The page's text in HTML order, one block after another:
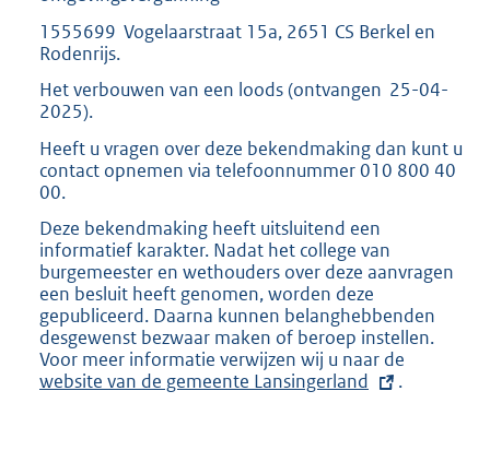
1555699 Vogelaarstraat 15a, 2651 CS Berkel en
Rodenrijs.
Het verbouwen van een loods (ontvangen 25-04-
2025).
Heeft u vragen over deze bekendmaking dan kunt u
contact opnemen via telefoonnummer 010 800 40
00.
Deze bekendmaking heeft uitsluitend een
informatief karakter. Nadat het college van
burgemeester en wethouders over deze aanvragen
een besluit heeft genomen, worden deze
gepubliceerd. Daarna kunnen belanghebbenden
desgewenst bezwaar maken of beroep instellen.
Voor meer informatie verwijzen wij u naar de
website van de gemeente Lansingerland .